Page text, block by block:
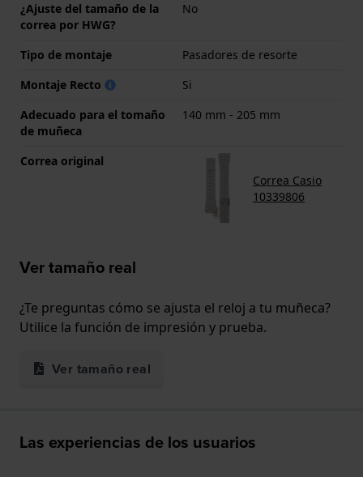
¿Ajuste del tamaño de la
correa por HWG?
No
Tipo de montaje
Pasadores de resorte
Montaje Recto
Si
Adecuado para el tomaño
de muñeca
140 mm - 205 mm
Correa original
Correa Casio
10339806
Ver tamaño real
¿Te preguntas cómo se ajusta el reloj a tu muñeca?
Utilice la función de impresión y prueba.
Ver tamaño real
Las experiencias de los usuarios